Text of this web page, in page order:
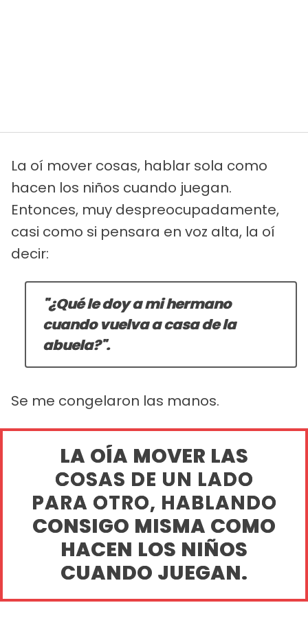
La oí mover cosas, hablar sola como
hacen los niños cuando juegan.
Entonces, muy despreocupadamente,
casi como si pensara en voz alta, la oí
decir:
"¿Qué le doy a mi hermano
cuando vuelva a casa de la
abuela?".
Se me congelaron las manos.
LA OÍA MOVER LAS
COSAS DE UN LADO
PARA OTRO, HABLANDO
CONSIGO MISMA COMO
HACEN LOS NIÑOS
CUANDO JUEGAN.